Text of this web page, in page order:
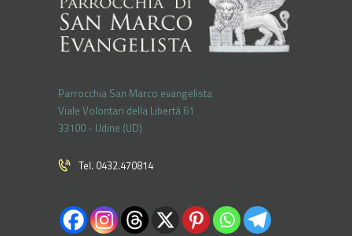
Parrocchia San Marco evangelista
Viale Volontari della Libertá 61
33100 - Udine (UD)
Tel. 0432.470814